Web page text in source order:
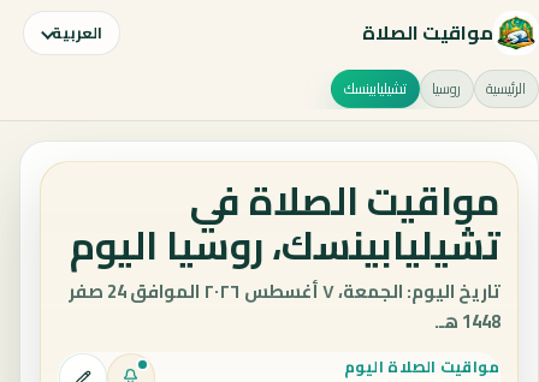
مواقيت الصلاة العربية
الرئيسية روسيا تشيليابينسك
مواقيت الصلاة في
تشيليابينسك، روسيا اليوم
تاريخ اليوم: الجمعة، ٧ أغسطس ٢٠٢٦ الموافق 24 صفر
1448 هـ.
مواقيت الصلاة اليوم